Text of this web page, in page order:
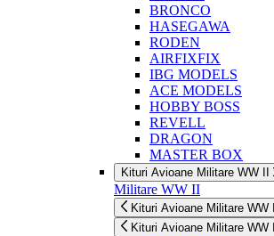
BRONCO
HASEGAWA
RODEN
AIRFIXFIX
IBG MODELS
ACE MODELS
HOBBY BOSS
REVELL
DRAGON
MASTER BOX
Kituri Avioane Militare WW II
Militare WW II
Kituri Avioane Militare WW II
Kituri Avioane Militare WW II